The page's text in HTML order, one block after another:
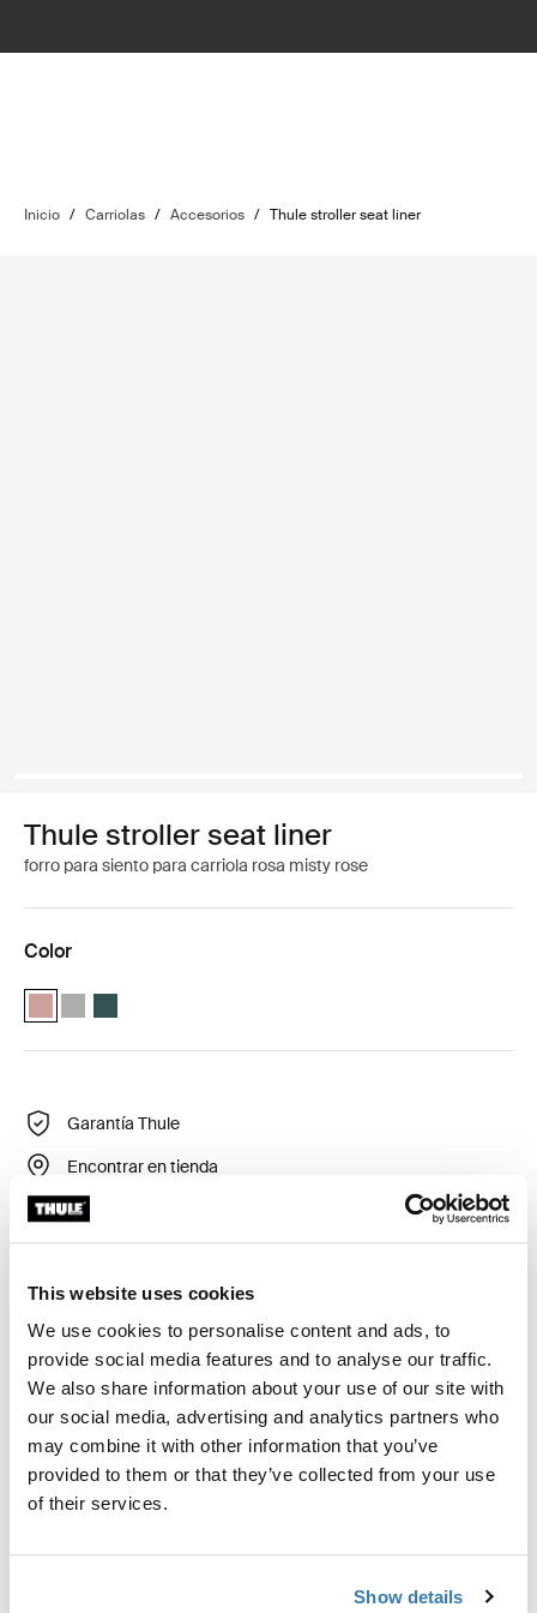
This website uses cookies
We use cookies to personalise content and ads, to
provide social media features and to analyse our traffic.
We also share information about your use of our site with
our social media, advertising and analytics partners who
may combine it with other information that you’ve
provided to them or that they’ve collected from your use
of their services.
Show details
Inicio / Carriolas / Accesorios / Thule stroller seat liner
Thule stroller seat liner
forro para siento para carriola rosa misty rose
Color
Thule stroller seat liner Misty Rose (selected)
Thule stroller seat liner Gray Melange
Thule stroller seat liner Verde ánade real
Garantía Thule
Encontrar en tienda
que hace que el paseo sea aún más cómodo para su
hijo. El forro para asiento también protege a su carriola
de derrames accidentales; simplemente métalo en la
lavadora para limpiarlo. Fácil de colocar y desmontar, el
forro también tiene características antideslizantes para
asegurar que no se resbale o desplace una vez
colocado. El forro para asiento viene en una variedad
de colores modernos que puede mezclar y combinar